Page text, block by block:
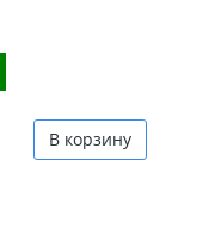
В корзину